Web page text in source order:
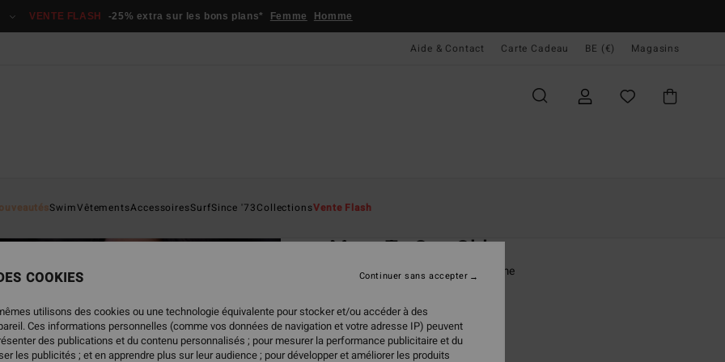
VENTE FLASH -25% extra sur les bons plans* Femme Homme
Aide & Contact Carte Cadeau BE (€) Magasins
SwimVêtementsAccessoiresSurfSince '73CollectionsVente Flash
More To Sea Sld
Haut de bikini triangle Vert Femme
ECO-BONUS
39,95 €
63%
COOKIES
utilisons des cookies ou une technologie équivalente pour stocker et/ou accéder à des
Ces informations personnelles (comme vos données de navigation et votre adresse IP) peuvent
des publications et du contenu personnalisés ; pour mesurer la performance publicitaire et du
les publicités ; et en apprendre plus sur leur audience ; pour développer et améliorer les produits
Continuer sans accepter